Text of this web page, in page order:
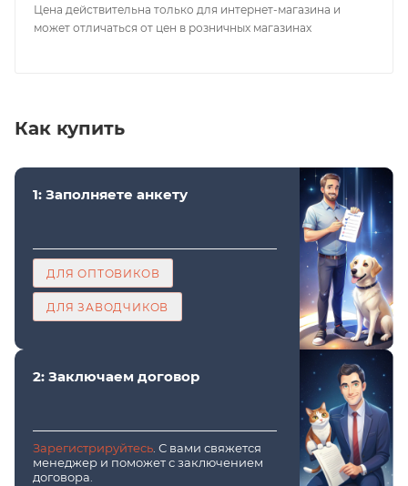
Цена действительна только для интернет-магазина и
может отличаться от цен в розничных магазинах
Как купить
1: Заполняете анкету
ДЛЯ ОПТОВИКОВ
ДЛЯ ЗАВОДЧИКОВ
2: Заключаем договор
Зарегистрируйтесь . С вами свяжется
менеджер и поможет с заключением
договора.